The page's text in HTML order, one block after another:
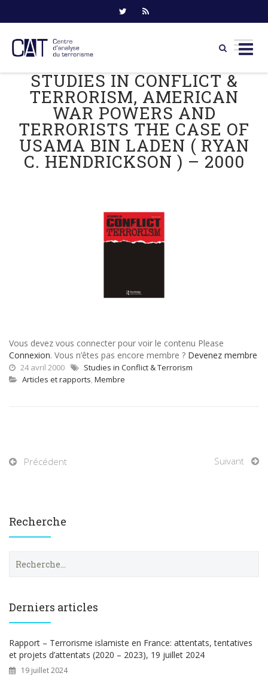
content
STUDIES IN CONFLICT &
TERRORISM, AMERICAN
WAR POWERS AND
TERRORISTS THE CASE OF
USAMA BIN LADEN ( RYAN
C. HENDRICKSON ) – 2000
Vous devez vous connecter pour voir le contenu Please
Connexion. Vous n’êtes pas encore membre ? Devenez membre
24 avril 2000
Studies in Conflict & Terrorism
Articles et rapports, Membre
Précédent Suivant
Recherche
e
h
e
r
Derniers articles
Rapport – Terrorisme islamiste en France: attentats, tentatives
et projets d’attentats (2020 – 2023), 19 juillet 2024
19 juillet 2024